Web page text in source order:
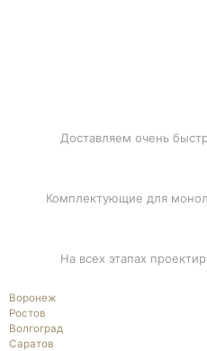
Доставляем очень
Комплектующие для
На всех этапах
Воронеж
Ростов
Волгоград
Саратов